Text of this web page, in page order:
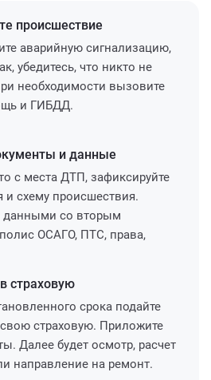
происшествие
аварийную сигнализацию,
убедитесь, что никто не
необходимости вызовите
и ГИБДД.
и данные
с места ДТП, зафиксируйте
и схему происшествия.
данными со вторым
ОСАГО, ПТС, права,
в страховую
срока подайте
страховую. Приложите
Далее будет осмотр, расчет
направление на ремонт.